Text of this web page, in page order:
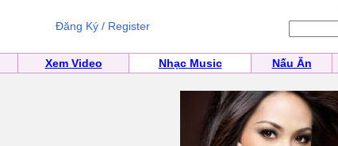
Đăng Ký / Register
Xem Video Nhạc Music Nấu Ăn